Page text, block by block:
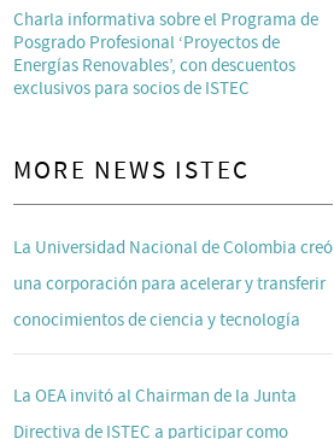
Charla informativa sobre el Programa de
Posgrado Profesional ‘Proyectos de
Energías Renovables’, con descuentos
exclusivos para socios de ISTEC
MORE NEWS ISTEC
La Universidad Nacional de Colombia creó
una corporación para acelerar y transferir
conocimientos de ciencia y tecnología
La OEA invitó al Chairman de la Junta
Directiva de ISTEC a participar como